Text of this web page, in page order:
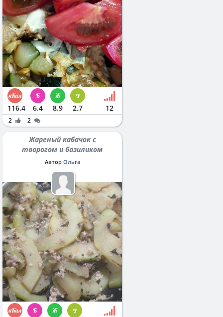
116.4 6.4 8.9 2.7 12
2 2
Жареный кабачок с
творогом и базиликом
Автор Ольга